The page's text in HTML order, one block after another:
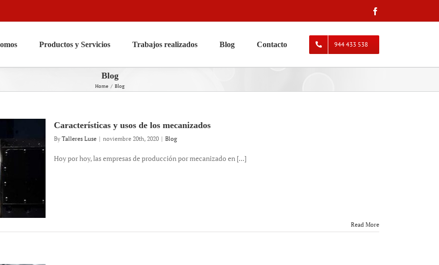
Productos y Servicios Trabajos realizados Blog Contacto 944 433 538
Blog
Home Blog
Características y usos de los mecanizados
By Talleres Luse | noviembre 20th, 2020 | Blog
Hoy por hoy, las empresas de producción por mecanizado en [...]
Read More